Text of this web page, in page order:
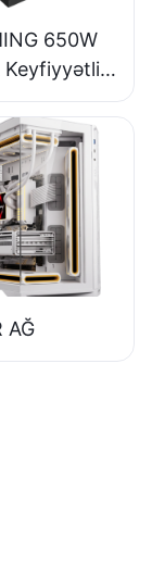
650W
Keyfiyyətli
80+
Masaüstü
Enerji
ESB650W
AĞ